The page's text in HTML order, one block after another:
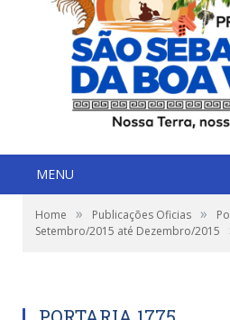
MENU
Home » Publicações Oficias »
Setembro/2015 até Dezembro/2015